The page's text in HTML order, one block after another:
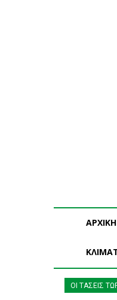
ΑΡΧΙΚΗ
ΟΙ ΤΑΣΕΙΣ